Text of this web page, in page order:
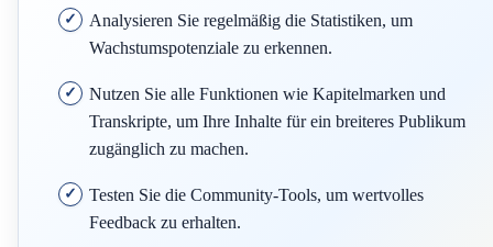
Analysieren Sie regelmäßig die Statistiken, um
Wachstumspotenziale zu erkennen.
Nutzen Sie alle Funktionen wie Kapitelmarken und
Transkripte, um Ihre Inhalte für ein breiteres Publikum
zugänglich zu machen.
Testen Sie die Community-Tools, um wertvolles
Feedback zu erhalten.